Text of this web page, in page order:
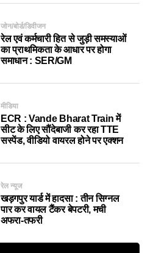
जोन/बोर्ड/डिवीजन
रेल एवं कर्मचारी हित से जुड़ी समस्याओं
का प्राथमिकता के आधार पर होगा
समाधान : SER/GM
मीडिया
ECR : Vande Bharat Train में
सीट के लिए सौंदेबाजी कर रहा TTE
सस्पेंड, वीडियो वायरल होने पर एक्शन
रेल न्यूज
खड़गपुर यार्ड में हादसा : तीन सिग्नल
पार कर वायल टैंकर बेपटरी, मची
अफरा-तफरी